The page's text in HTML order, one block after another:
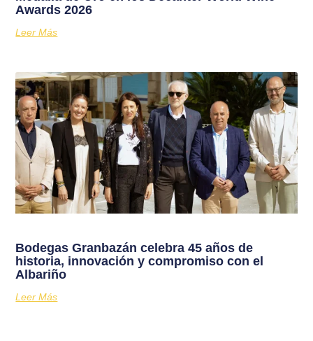
Awards 2026
Leer Más
Bodegas Granbazán celebra 45 años de
historia, innovación y compromiso con el
Albariño
Leer Más